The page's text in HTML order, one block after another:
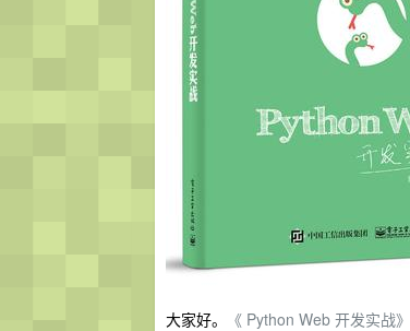
大家好。 《 Python Web 开发实战》